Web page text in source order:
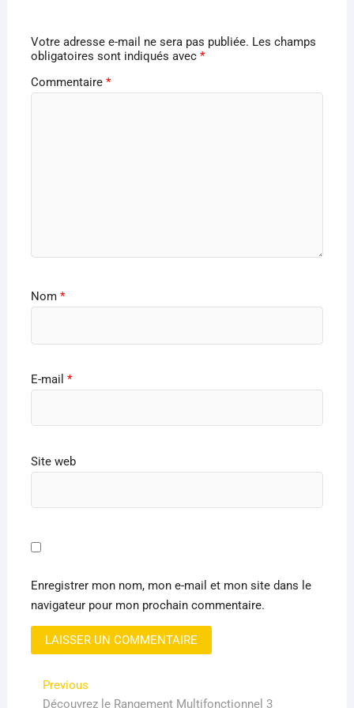
Votre adresse e-mail ne sera pas publiée. Les champs
obligatoires sont indiqués avec *
Commentaire *
Nom *
E-mail *
Site web
Enregistrer mon nom, mon e-mail et mon site dans le
navigateur pour mon prochain commentaire.
Navigation
PreviousPrevious
post:
Découvrez le Rangement Multifonctionnel 3